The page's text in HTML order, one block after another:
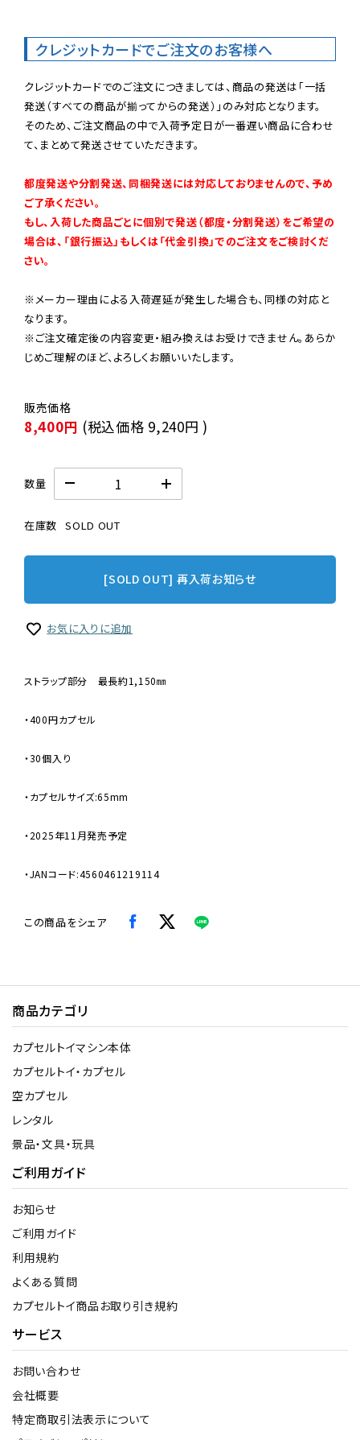
クレジットカードでご注文のお客様へ
クレジットカードでのご注文につきましては、商品の発送は「一括
発送（すべての商品が揃ってからの発送）」のみ対応となります。
そのため、ご注文商品の中で入荷予定日が一番遅い商品に合わせ
て、まとめて発送させていただきます。
都度発送や分割発送、同梱発送には対応しておりませんので、予め
ご了承ください。
もし、入荷した商品ごとに個別で発送（都度・分割発送）をご希望の
場合は、「銀行振込」もしくは「代金引換」でのご注文をご検討くだ
さい。
※メーカー理由による入荷遅延が発生した場合も、同様の対応と
なります。
※ご注文確定後の内容変更・組み換えはお受けできません。あらか
じめご理解のほど、よろしくお願いいたします。
8,400円 (税込価格 9,240円 )
数量
在庫数 SOLD OUT
[SOLD OUT] 再入荷お知らせ
お気に入りに追加
ストラップ部分 最長約1,150㎜
・400円カプセル
・30個入り
・カプセルサイズ:65mm
・2025年11月発売予定
・JANコード:4560461219114
この商品をシェア
商品カテゴリ
カプセルトイマシン本体
カプセルトイ・カプセル
空カプセル
レンタル
景品・文具・玩具
ご利用ガイド
お知らせ
ご利用ガイド
利用規約
よくある質問
カプセルトイ商品お取り引き規約
サービス
お問い合わせ
会社概要
特定商取引法表示について